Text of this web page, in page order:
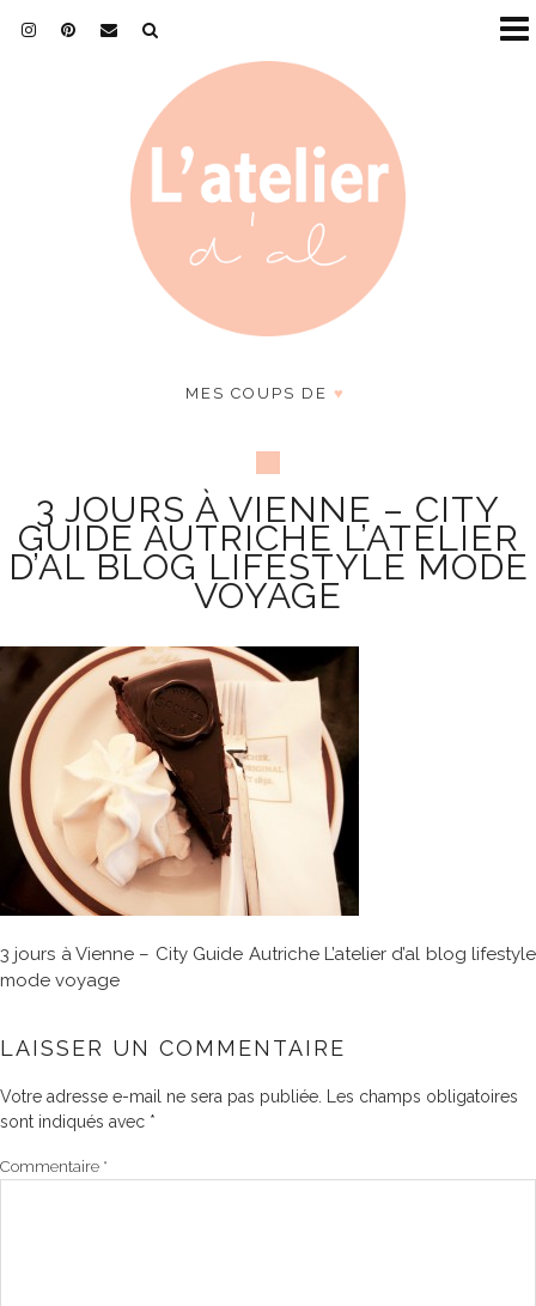
MES COUPS DE ♥
3 JOURS À VIENNE – CITY
GUIDE AUTRICHE L’ATELIER
D’AL BLOG LIFESTYLE MODE
VOYAGE
3 jours à Vienne – City Guide Autriche L’atelier d’al blog lifestyle
mode voyage
LAISSER UN COMMENTAIRE
Votre adresse e-mail ne sera pas publiée.
Les champs obligatoires
sont indiqués avec *
Commentaire *